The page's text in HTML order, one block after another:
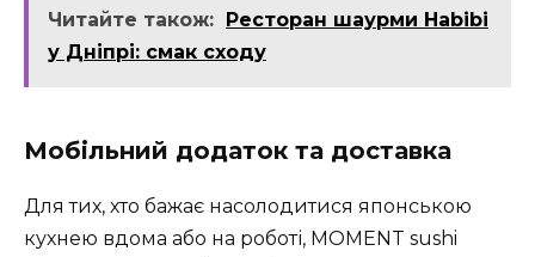
Читайте також: Ресторан шаурми Habibi
у Дніпрі: смак сходу
Мобільний додаток та доставка
Для тих, хто бажає насолодитися японською
кухнею вдома або на роботі, MOMENT sushi